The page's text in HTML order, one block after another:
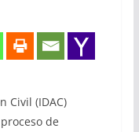
Civil (IDAC)
de